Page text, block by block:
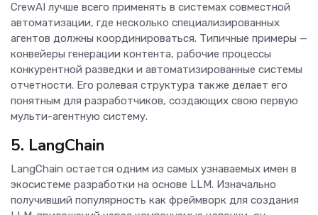
CrewAI лучше всего применять в системах совместной
автоматизации, где несколько специализированных
агентов должны координироваться. Типичные примеры —
конвейеры генерации контента, рабочие процессы
конкурентной разведки и автоматизированные системы
отчетности. Его ролевая структура также делает его
понятным для разработчиков, создающих свою первую
мульти-агентную систему.
5. LangChain
LangChain остается одним из самых узнаваемых имен в
экосистеме разработки на основе LLM. Изначально
получивший популярность как фреймворк для создания